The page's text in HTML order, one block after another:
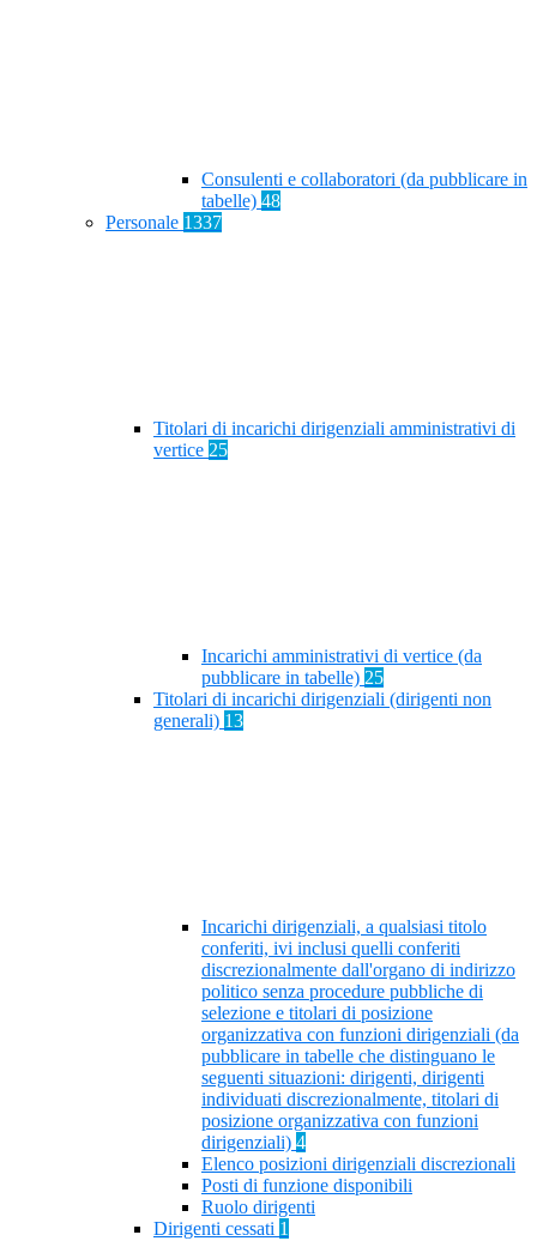
Consulenti e collaboratori (da pubblicare in
tabelle) 48
Personale 1337
Titolari di incarichi dirigenziali amministrativi di
vertice 25
Incarichi amministrativi di vertice (da
pubblicare in tabelle) 25
Titolari di incarichi dirigenziali (dirigenti non
generali) 13
Incarichi dirigenziali, a qualsiasi titolo
conferiti, ivi inclusi quelli conferiti
discrezionalmente dall'organo di indirizzo
politico senza procedure pubbliche di
selezione e titolari di posizione
organizzativa con funzioni dirigenziali (da
pubblicare in tabelle che distinguano le
seguenti situazioni: dirigenti, dirigenti
individuati discrezionalmente, titolari di
posizione organizzativa con funzioni
dirigenziali) 4
Elenco posizioni dirigenziali discrezionali
Posti di funzione disponibili
Ruolo dirigenti
Dirigenti cessati 1